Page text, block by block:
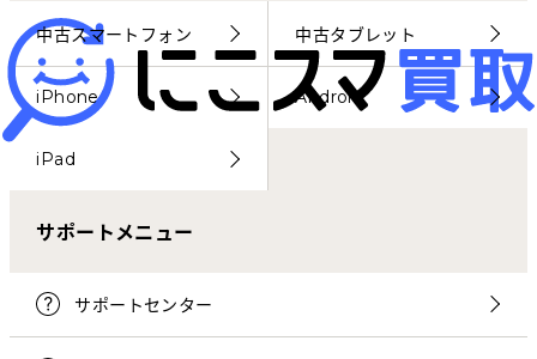
マイページ
中古スマートフォン 中古タブレット
iPhone Android
iPad
サポートメニュー
サポートセンター